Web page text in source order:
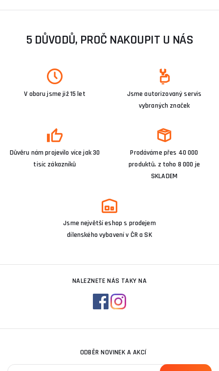
Pokud potřebujete poradit s výběrem svářečky, neváhejte se
5 DŮVODŮ, PROČ NAKOUPIT U NÁS
V oboru jsme již 15 let
Jsme autorizovaný servis
vybraných značek
Důvěru nám projevilo více jak 30
tisíc zákazníků
Prodáváme přes 40 000
produktů, z toho 8 000 je
SKLADEM
Jsme největší eshop s prodejem
dílenského vybavení v ČR a SK
NALEZNETE NÁS TAKY NA
ODBĚR NOVINEK A AKCÍ